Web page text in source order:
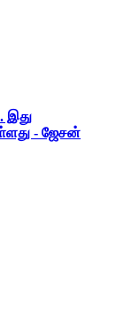
இது
- ஜேசன்